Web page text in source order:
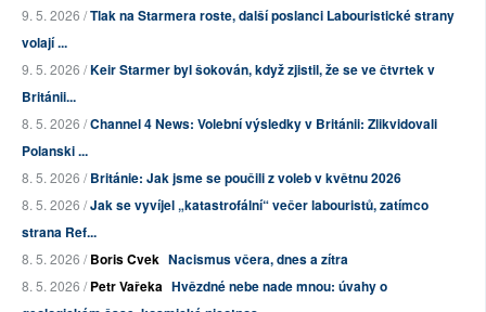
9. 5. 2026 /Tlak na Starmera roste, další poslanci Labouristické strany
volají ...
9. 5. 2026 /Keir Starmer byl šokován, když zjistil, že se ve čtvrtek v
Británii...
8. 5. 2026 /Channel 4 News: Volební výsledky v Británii: Zlikvidovali
Polanski ...
8. 5. 2026 /Británie: Jak jsme se poučili z voleb v květnu 2026
8. 5. 2026 /Jak se vyvíjel „katastrofální“ večer labouristů, zatímco
strana Ref...
8. 5. 2026 /Boris Cvek Nacismus včera, dnes a zítra
8. 5. 2026 /Petr Vařeka Hvězdné nebe nade mnou: úvahy o